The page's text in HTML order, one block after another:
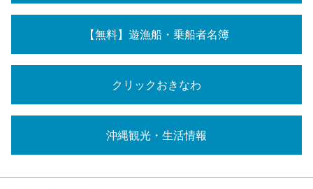
【無料】遊漁船・乗船者名簿
クリックおきなわ
沖縄観光・生活情報